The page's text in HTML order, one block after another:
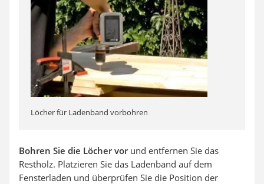
Löcher für Ladenband vorbohren
Bohren Sie die Löcher vorund entfernen Sie das
Restholz. Platzieren Sie das Ladenband auf dem
Fensterladen und überprüfen Sie die Position der